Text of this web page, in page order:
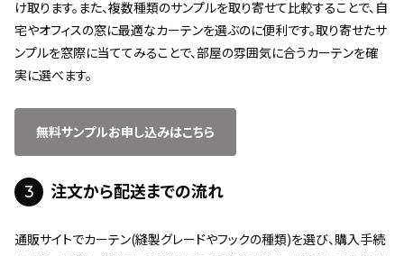
け取ります。また、複数種類のサンプルを取り寄せて比較することで、自
宅やオフィスの窓に最適なカーテンを選ぶのに便利です。取り寄せたサ
ンプルを窓際に当ててみることで、部屋の雰囲気に合うカーテンを確
実に選べます。
無料サンプルお申し込みはこちら
3 注文から配送までの流れ
通販サイトでカーテン(縫製グレードやフックの種類)を選び、購入手続